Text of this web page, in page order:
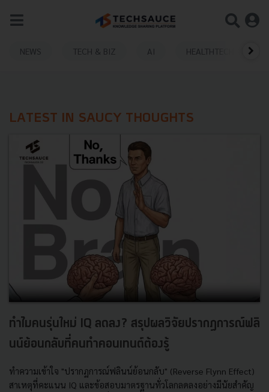
NEWS TECH & BIZ AI HEALTHTECH
LATEST IN SAUCY THOUGHTS
ทำไมคนรุ่นใหม่ IQ ลดลง? สรุปผลวิจัยปรากฏการณ์ฟลิ
นน์ย้อนกลับที่คนทำคอนเทนต์ต้องรู้
ทำความเข้าใจ "ปรากฏการณ์ฟลินน์ย้อนกลับ" (Reverse Flynn Effect)
สาเหตุที่คะแนน IQ และข้อสอบมาตรฐานทั่วโลกลดลงอย่างมีนัยสำคัญ